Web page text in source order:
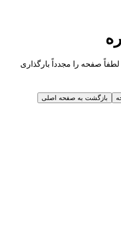
صفحه را مجدداً بارگذاری
بازگشت به صفحه اصلی